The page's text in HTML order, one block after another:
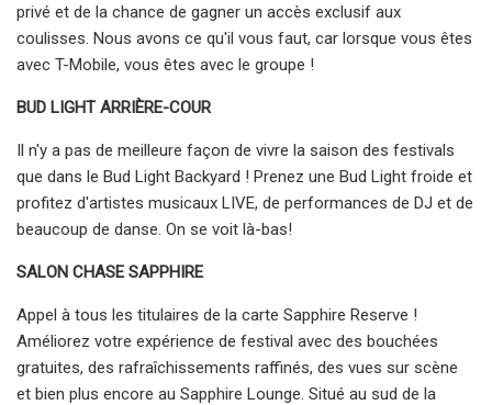
privé et de la chance de gagner un accès exclusif aux
coulisses. Nous avons ce qu'il vous faut, car lorsque vous êtes
avec T-Mobile, vous êtes avec le groupe !
BUD LIGHT ARRIÈRE-COUR
Il n'y a pas de meilleure façon de vivre la saison des festivals
que dans le Bud Light Backyard ! Prenez une Bud Light froide et
profitez d'artistes musicaux LIVE, de performances de DJ et de
beaucoup de danse. On se voit là-bas!
SALON CHASE SAPPHIRE
Appel à tous les titulaires de la carte Sapphire Reserve !
Améliorez votre expérience de festival avec des bouchées
gratuites, des rafraîchissements raffinés, des vues sur scène
et bien plus encore au Sapphire Lounge. Situé au sud de la